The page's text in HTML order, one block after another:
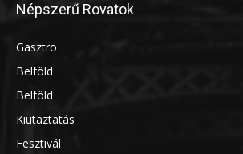
Népszerű Rovatok
Gasztro
Belföld
Belföld
Kiutaztatás
Fesztivál